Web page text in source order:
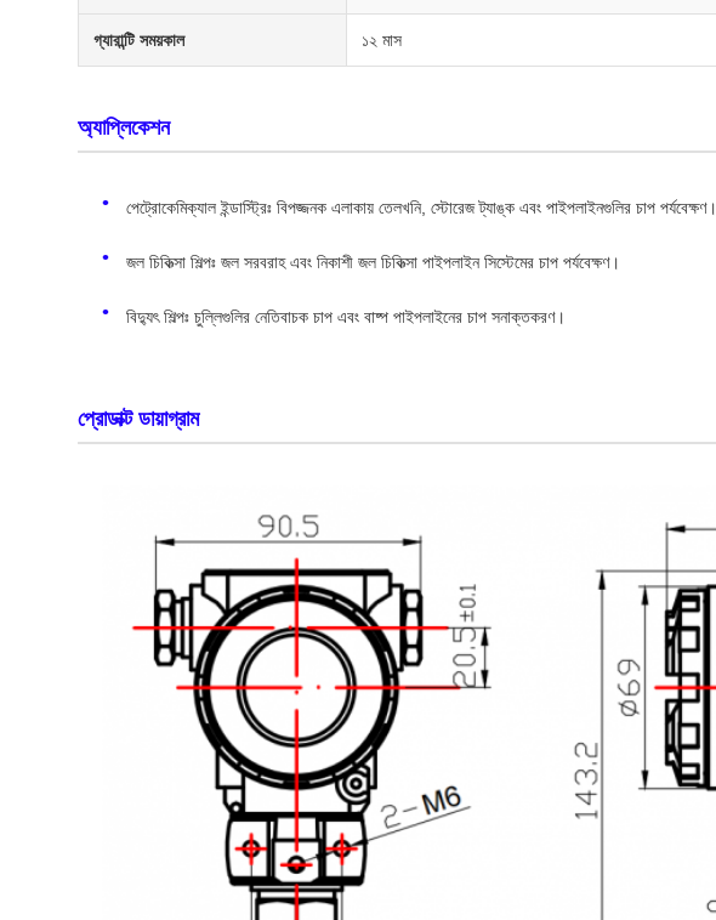
গ্যারান্টি সময়কাল ১২ মাস
অ্যাপ্লিকেশন
পেট্রোকেমিক্যাল ইন্ডাস্ট্রিঃ বিপজ্জনক এলাকায় তেলখনি, স্টোরেজ ট্যাঙ্ক এবং পাইপলাইনগুলির চাপ পর্যবেক্ষণ।
জল চিকিত্সা শিল্পঃ জল সরবরাহ এবং নিকাশী জল চিকিত্সা পাইপলাইন সিস্টেমের চাপ পর্যবেক্ষণ।
বিদ্যুৎ শিল্পঃ চুল্লিগুলির নেতিবাচক চাপ এবং বাষ্প পাইপলাইনের চাপ সনাক্তকরণ।
প্রোডাক্ট ডায়াগ্রাম